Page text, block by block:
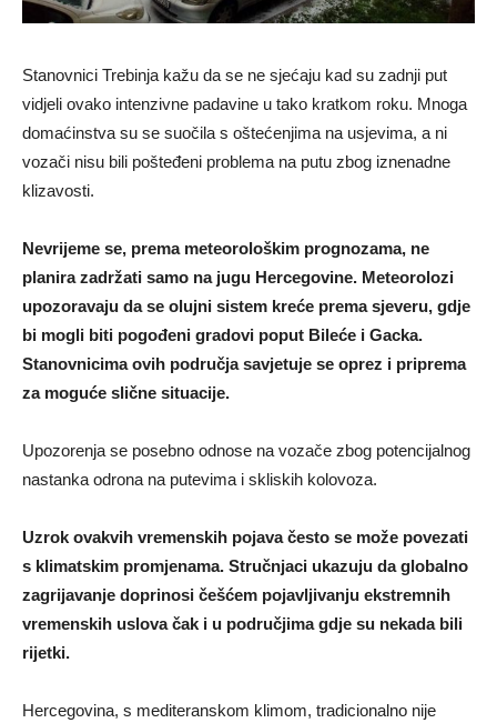
Stanovnici Trebinja kažu da se ne sjećaju kad su zadnji put
vidjeli ovako intenzivne padavine u tako kratkom roku. Mnoga
domaćinstva su se suočila s oštećenjima na usjevima, a ni
vozači nisu bili pošteđeni problema na putu zbog iznenadne
klizavosti.
Nevrijeme se, prema meteorološkim prognozama, ne
planira zadržati samo na jugu Hercegovine. Meteorolozi
upozoravaju da se olujni sistem kreće prema sjeveru, gdje
bi mogli biti pogođeni gradovi poput Bileće i Gacka.
Stanovnicima ovih područja savjetuje se oprez i priprema
za moguće slične situacije.
Upozorenja se posebno odnose na vozače zbog potencijalnog
nastanka odrona na putevima i skliskih kolovoza.
Uzrok ovakvih vremenskih pojava često se može povezati
s klimatskim promjenama. Stručnjaci ukazuju da globalno
zagrijavanje doprinosi češćem pojavljivanju ekstremnih
vremenskih uslova čak i u područjima gdje su nekada bili
rijetki.
Hercegovina, s mediteranskom klimom, tradicionalno nije